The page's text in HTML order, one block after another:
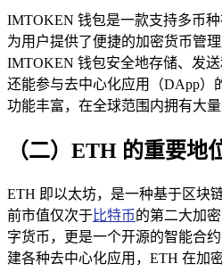
IMTOKEN 钱包是一款支持多币
为用户提供了便捷的加密货币管
IMTOKEN 钱包安全地存储、发
还能参与去中心化应用（DApp）
功能丰富，在全球范围内拥有大量
（二）ETH 的重要地
ETH 即以太坊，是一种基于区块
前市值仅次于比特币的第二大加
字货币，更是一个开源的智能合
建各种去中心化应用，ETH 在加